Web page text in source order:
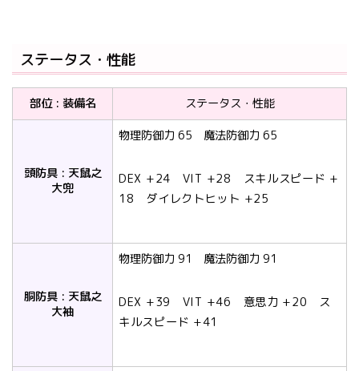
ステータス・性能
部位 : 装備名 ステータス・性能
頭防具 : 天鼠之
大兜
物理防御力 65 魔法防御力 65
DEX +24 VIT +28 スキルスピード +
18 ダイレクトヒット +25
胴防具 : 天鼠之
大袖
物理防御力 91 魔法防御力 91
DEX +39 VIT +46 意思力 +20 ス
キルスピード +41